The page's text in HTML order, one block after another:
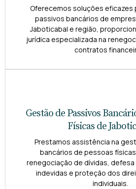
Oferecemos soluções eficazes
passivos bancários de
Jaboticabal e região,
jurídica especializada na
contratos
Gestão de Passivos
Físicas de
Prestamos assistência na
bancários de pessoas
renegociação de dívidas,
indevidas e proteção dos
individuais.